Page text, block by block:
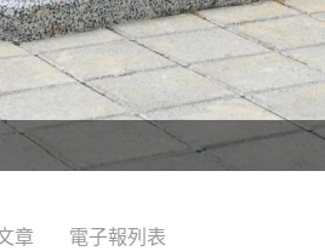
章 電子報列表